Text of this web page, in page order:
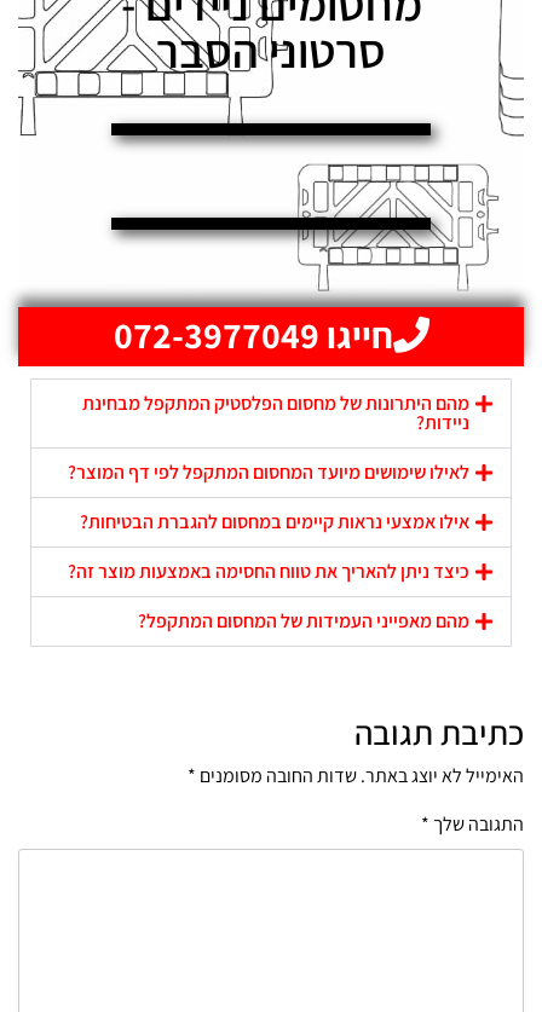
סרטוני הסבר
חייגו 072-3977049
מהם היתרונות של מחסום הפלסטיק המתקפל מבחינת
ניידות?
לאילו שימושים מיועד המחסום המתקפל לפי דף המוצר?
אילו אמצעי נראות קיימים במחסום להגברת הבטיחות?
כיצד ניתן להאריך את טווח החסימה באמצעות מוצר זה?
מהם מאפייני העמידות של המחסום המתקפל?
כתיבת תגובה
האימייל לא יוצג באתר.שדות החובה מסומנים *
התגובה שלך*